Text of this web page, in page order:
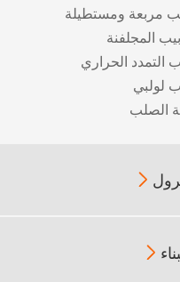
مربعة ومستطيلة
المجلفنة
التمدد الحراري
لولبي
الصلب

